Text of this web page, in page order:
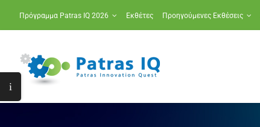
Μετάβαση
στο
περιεχόμενο
Πρόγραμμα Patras IQ 2026 Εκθέτες Προηγούμενες Εκθέσεις
Toggle
Sliding